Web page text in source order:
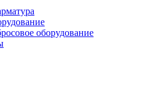
оборудование